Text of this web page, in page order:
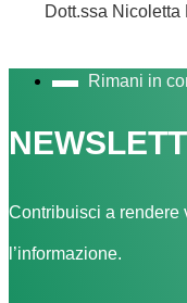
Dott.ssa
Rimani in
Contribuisci a rendere
l’informazione.